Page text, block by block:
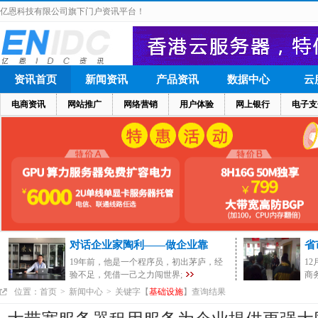
亿恩科技有限公司旗下门户资讯平台！
资讯首页
电商资讯 网站推广 网络营销 用户体验 网上银行 电子
新闻资讯 产品资讯 数据中心 云
对话企业家陶利——做企业靠
19年前，他是一个程序员，初出茅庐，经
验不足，凭借一己之力闯世界;
省
12
商
位置： 首页 > 新闻中心 > 关键字【基础设施】查询结果